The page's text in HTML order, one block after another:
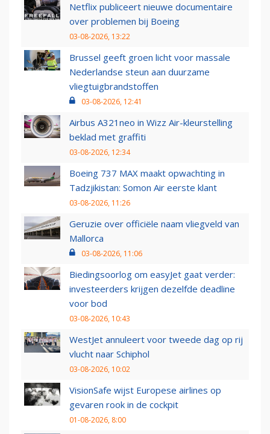
Netflix publiceert nieuwe documentaire
over problemen bij Boeing
03-08-2026, 13:22
Brussel geeft groen licht voor massale
Nederlandse steun aan duurzame
vliegtuigbrandstoffen
03-08-2026, 12:41
Airbus A321neo in Wizz Air-kleurstelling
beklad met graffiti
03-08-2026, 12:34
Boeing 737 MAX maakt opwachting in
Tadzjikistan: Somon Air eerste klant
03-08-2026, 11:26
Geruzie over officiële naam vliegveld van
Mallorca
03-08-2026, 11:06
Biedingsoorlog om easyJet gaat verder:
investeerders krijgen dezelfde deadline
voor bod
03-08-2026, 10:43
WestJet annuleert voor tweede dag op rij
vlucht naar Schiphol
03-08-2026, 10:02
VisionSafe wijst Europese airlines op
gevaren rook in de cockpit
01-08-2026, 8:00